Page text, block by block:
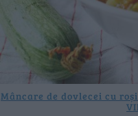
Mâncare de dovlecei cu